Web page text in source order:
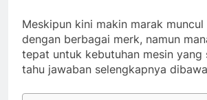
Meskipun kini makin marak
dengan berbagai merk, namun
tepat untuk kebutuhan mesin yang
tahu jawaban selengkapnya